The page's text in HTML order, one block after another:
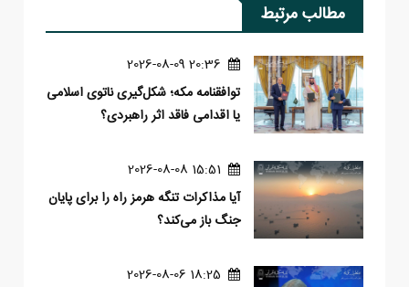
مطالب مرتبط
20:36 2026-08-09
توافقنامه مکه؛ شکل‌گیری ناتوی اسلامی
یا اقدامی فاقد اثر راهبردی؟
15:51 2026-08-08
آیا مذاکرات تنگه هرمز راه را برای پایان
جنگ باز می‌کند؟
18:25 2026-08-06